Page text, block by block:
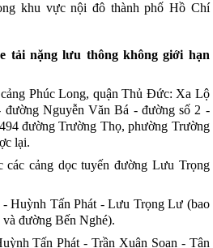
khu vực nội đô thành phố Hồ Chí
tải nặng lưu thông không giới hạn
Phúc Long, quận Thủ Đức: Xa Lộ
Nguyễn Văn Bá - đường số 2 -
494 đường Trường Thọ, phường Trường
lại.
cảng dọc tuyến đường Lưu Trọng
Huỳnh Tấn Phát - Lưu Trọng Lư (bao
và đường Bến Nghé).
Tấn Phát - Trần Xuân Soạn - Tân